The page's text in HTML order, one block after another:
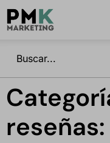
reseñas: